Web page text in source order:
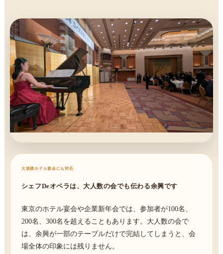
大規模ホテル宴会にも対応
シェフDeオペラは、大人数の会でも伝わる余興です
東京のホテル宴会や企業新年会では、参加者が100名、
200名、300名を超えることもあります。大人数の会で
は、余興が一部のテーブルだけで完結してしまうと、会
場全体の印象には残りません。